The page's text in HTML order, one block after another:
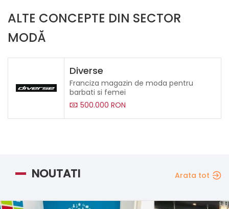
ALTE CONCEPTE DIN SECTOR
MODĂ
Diverse
Franciza magazin de moda pentru
barbati si femei
500.000 RON
NOUTATI Arata tot